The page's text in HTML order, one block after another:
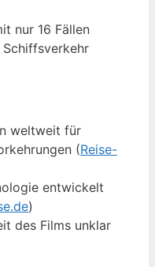
nur 16 Fällen
weltweit für
(Reise-
entwickelt
)
des Films unklar